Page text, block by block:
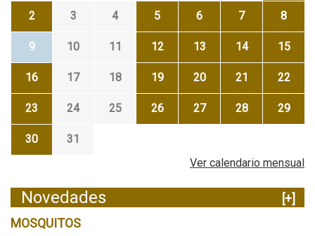
2 3 4 5 6 7 8
9 10 11 12 13 14 15
16 17 18 19 20 21 22
23 24 25 26 27 28 29
30
31
Ver calendario mensual
Novedades
[+]
MOSQUITOS